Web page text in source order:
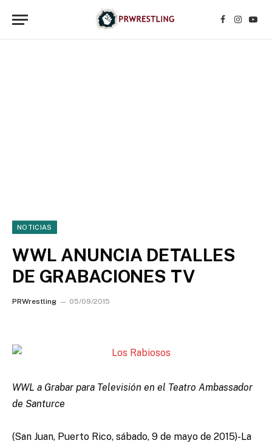
Facebook
NOTICIAS
WWL ANUNCIA DETALLES
DE GRABACIONES TV
PRWrestling 05/09/2015
WWL a Grabar para Televisión en el Teatro Ambassador
de Santurce
(San Juan, Puerto Rico, sábado, 9 de mayo de 2015)-La